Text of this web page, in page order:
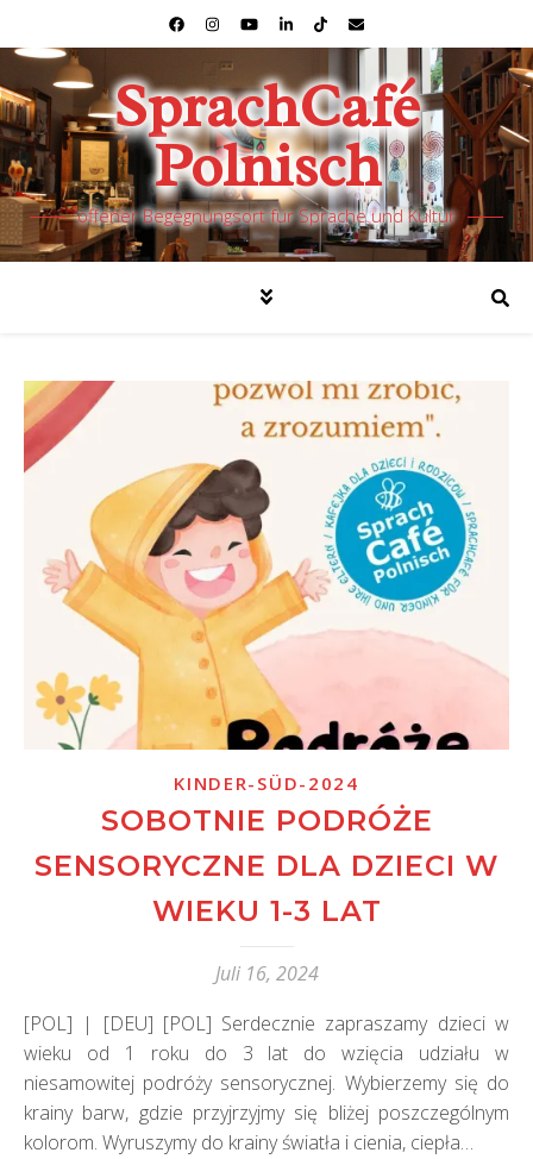
SprachCafé
Polnisch
offener Begegnungsort für Sprache und Kultur
KINDER-SÜD-2024
SOBOTNIE PODRÓŻE
SENSORYCZNE DLA DZIECI W
WIEKU 1-3 LAT
Juli 16, 2024
[POL] | [DEU] [POL] Serdecznie zapraszamy dzieci w
wieku od 1 roku do 3 lat do wzięcia udziału w
niesamowitej podróży sensorycznej. Wybierzemy się do
krainy barw, gdzie przyjrzyjmy się bliżej poszczególnym
kolorom. Wyruszymy do krainy światła i cienia, ciepła…